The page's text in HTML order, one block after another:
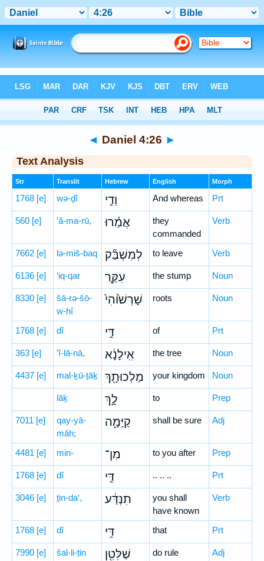
> Daniel 4:26
◄ Daniel 4:26 ►
Text Analysis
Str Translit Hebrew English Morph
1768 [e] wə-ḏî וְדִ֣י And whereas Prt
560 [e] ’ă-ma-rū, אֲמַ֗רוּ
they
commanded
Verb
7662 [e] lə-miš-baq לְמִשְׁבַּ֞ק to leave Verb
6136 [e] ‘iq-qar עִקַּ֤ר the stump Noun
8330 [e]
šā-rə-šō-
w-hî
שָׁרְשׁ֙וֹהִי֙ roots Noun
1768 [e] dî דִּ֣י of Prt
363 [e] ’î-lā-nā, אִֽילָנָ֔א the tree Noun
4437 [e] mal-ḵū-ṯāḵ מַלְכוּתָ֖ךְ your kingdom Noun
lāḵ לָ֣ךְ to Prep
7011 [e]
qay-yā-
māh;
קַיָּמָ֑ה shall be sure Adj
4481 [e] min- מִן־ to you after Prep
1768 [e] dî דִּ֣י .. .. .. Prt
3046 [e] ṯin-da‘, תִנְדַּ֔ע
you shall
have known
Verb
1768 [e] dî דִּ֥י that Prt
7990 [e] šal-li-ṭin שַׁלִּטִ֖ן do rule Adj